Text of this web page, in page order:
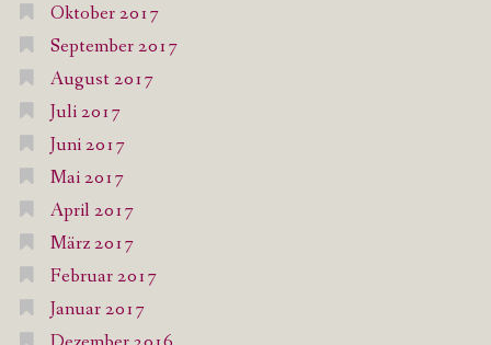
Oktober 2017
September 2017
August 2017
Juli 2017
Juni 2017
Mai 2017
April 2017
März 2017
Februar 2017
Januar 2017